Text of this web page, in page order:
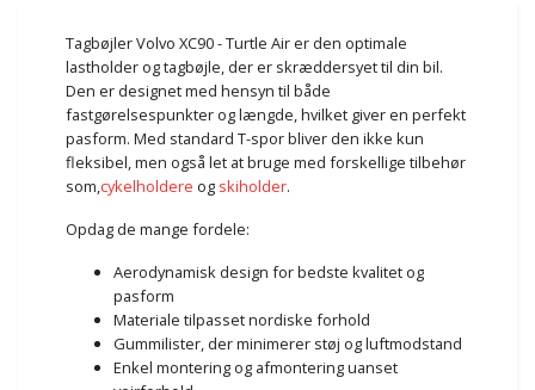
Tagbøjler Volvo XC90 - Turtle Air er den optimale
lastholder og tagbøjle, der er skræddersyet til din bil.
Den er designet med hensyn til både
fastgørelsespunkter og længde, hvilket giver en perfekt
pasform. Med standard T-spor bliver den ikke kun
fleksibel, men også let at bruge med forskellige tilbehør
som,cykelholdere og skiholder.
Opdag de mange fordele:
Aerodynamisk design for bedste kvalitet og
pasform
Materiale tilpasset nordiske forhold
Gummilister, der minimerer støj og luftmodstand
Enkel montering og afmontering uanset